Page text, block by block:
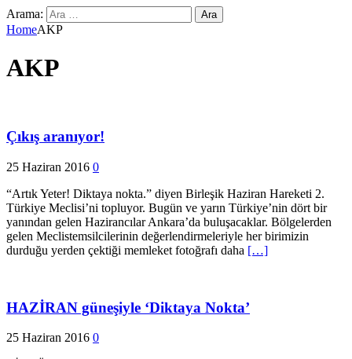
Arama:
HomeAKP
AKP
Çıkış aranıyor!
25 Haziran 2016 0
“Artık Yeter! Diktaya nokta.” diyen Birleşik Haziran Hareketi 2.
Türkiye Meclisi’ni topluyor. Bugün ve yarın Türkiye’nin dört bir
yanından gelen Hazirancılar Ankara’da buluşacaklar. Bölgelerden
gelen Meclistemsilcilerinin değerlendirmeleriyle her birimizin
durduğu yerden çektiği memleket fotoğrafı daha […]
HAZİRAN güneşiyle ‘Diktaya Nokta’
25 Haziran 2016 0